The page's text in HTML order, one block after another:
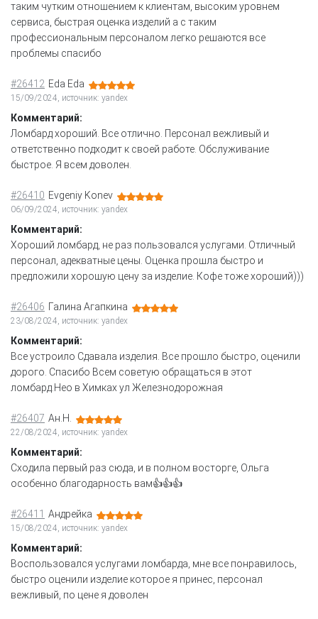
таким чутким отношением к клиентам, высоким уровнем
сервиса, быстрая оценка изделий а с таким
профессиональным персоналом легко решаются все
проблемы спасибо
#26412 Eda Eda
15/09/2024, источник: yandex
Комментарий:
Ломбард хороший. Все отлично. Персонал вежливый и
ответственно подходит к своей работе. Обслуживание
быстрое. Я всем доволен.
#26410 Evgeniy Konev
06/09/2024, источник: yandex
Комментарий:
Хороший ломбард, не раз пользовался услугами. Отличный
персонал, адекватные цены. Оценка прошла быстро и
предложили хорошую цену за изделие. Кофе тоже хороший)))
#26406 Галина Агапкина
23/08/2024, источник: yandex
Комментарий:
Все устроило Сдавала изделия. Все прошло быстро, оценили
дорого. Спасибо Всем советую обращаться в этот
ломбард.Нео в Химках ул Железнодорожная
#26407 Ан.Н.
22/08/2024, источник: yandex
Комментарий:
Сходила первый раз сюда, и в полном восторге, Ольга
особенно благодарность вам👍👍👍
#26411 Андрейка
15/08/2024, источник: yandex
Комментарий:
Воспользовался услугами ломбарда, мне все понравилось,
быстро оценили изделие которое я принес, персонал
вежливый, по цене я доволен